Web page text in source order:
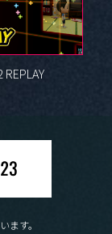
ます。